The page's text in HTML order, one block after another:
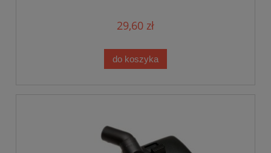
29,60 zł
do koszyka